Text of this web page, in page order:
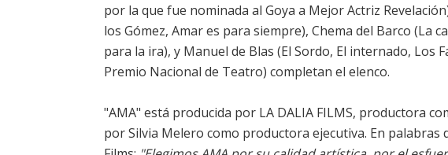
por la que fue nominada al Goya a Mejor Actriz
los Gómez, Amar es para siempre), Chema del Barco (La
para la ira), y Manuel de Blas (El Sordo, El internado, Los
Premio Nacional de Teatro) completan el elenco.
"AMA" está producida por LA DALIA FILMS, productora
por Silvia Melero como productora ejecutiva. En palabras